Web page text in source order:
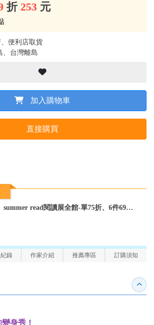
折 253 元
便利店取貨
、台灣離島
加入購物車
直接購買
summer read閱讀展全館-單75折、6件69折～全館任選
錄 作家介紹 推薦專區 訂購須知
收合
身秀！